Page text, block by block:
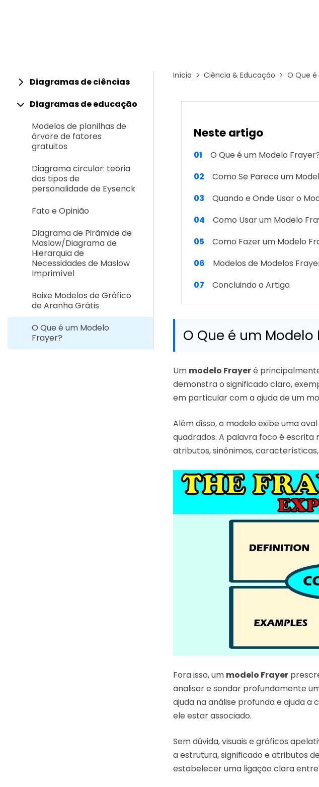
Diagramas de ciências
Diagramas de educação
Modelos de planilhas de
árvore de fatores
gratuitos
Diagrama circular: teoria
dos tipos de
personalidade de Eysenck
Fato e Opinião
Diagrama de Pirâmide de
Maslow/Diagrama de
Hierarquia de
Necessidades de Maslow
Imprimível
Baixe Modelos de Gráfico
de Aranha Grátis
O Que é um Modelo
Frayer?
Início Ciência & Educação O Que é
Neste artigo
01
O Que é um Modelo
02
Como Se Parece um
03
Quando e Onde Usar o
04
Como Usar um Modelo
05
Como Fazer um Modelo
06
Modelos de Modelos
07
Concluindo o Artigo
O Que é um Modelo
Um modelo Frayeré
demonstra o significado claro,
em particular com a ajuda de um
Além disso, o modelo exibe uma
quadrados. A palavra foco é escrita
atributos, sinônimos,
Fora isso, um modelo Frayer
analisar e sondar profundamente
ajuda na análise profunda e ajuda a
ele estar associado.
Sem dúvida, visuais e gráficos
a estrutura, significado e atributos
estabelecer uma ligação clara